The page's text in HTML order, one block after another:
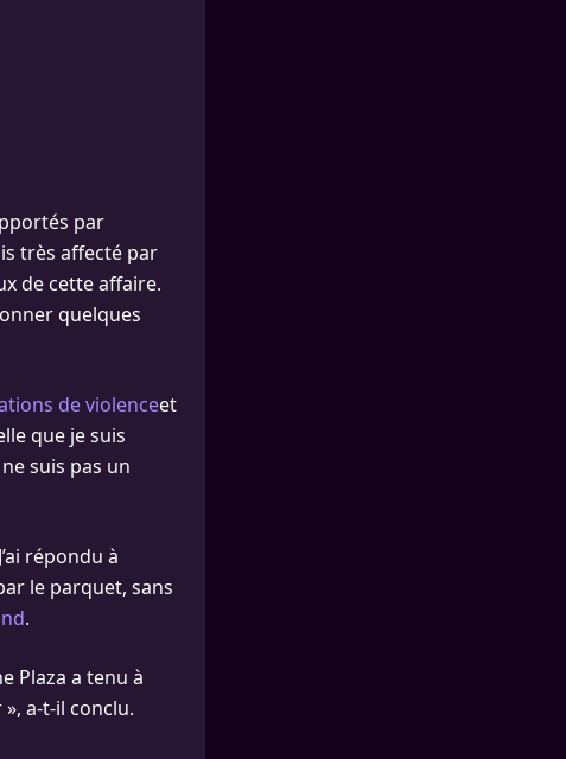
par
très affecté par
de cette affaire.
quelques
de violenceet
que je suis
suis pas un
répondu à
le parquet, sans
.
Plaza a tenu à
a-t-il conclu.